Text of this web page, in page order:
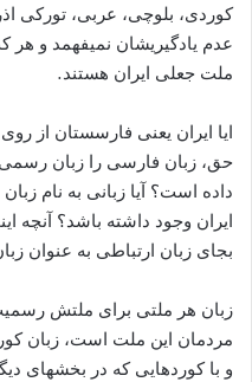
كوردی، بلوچی، عربی، توركی
عدم یادگیریشان نمیفهمد و هر
ملت جعلی ایران هستند.
ایا ایران یعنی فارسستان از
حق، زبان فارسی را زبان
داده ‌است؟ آیا زبانی به‌ نام
ایران وجود داشته‌ باشد؟ آنچه
بجای زبان ارتباطی به عنوان
زبان هر ملتی برای ملتش
مردمان این ملت است، زبان
و با كوردهایی كه‌ در بخشهای